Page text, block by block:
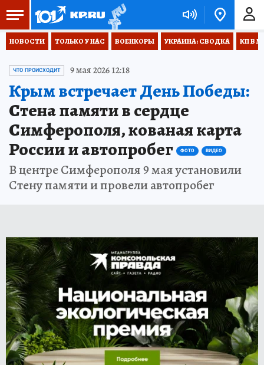
НОВОСТИ ТОЛЬКО У НАС ВОЕНКОРЫ УКРАИНА: СВОДКА КП В
ЧТО ПРОИСХОДИТ 9 мая 2026 12:18
Крым встречает День Победы:
Стена памяти в сердце
Симферополя, кованая карта
России и автопробег
ФОТО ВИДЕО
В центре Симферополя 9 мая установили
Стену памяти и провели автопробег